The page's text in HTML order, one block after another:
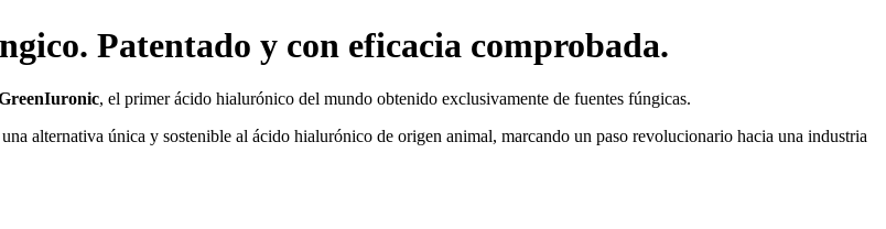
Patentado y con eficacia comprobada.
, el primer ácido hialurónico del mundo obtenido exclusivamente de fuentes fúngicas.
alternativa única y sostenible al ácido hialurónico de origen animal, marcando un paso revolucionario hacia una industria